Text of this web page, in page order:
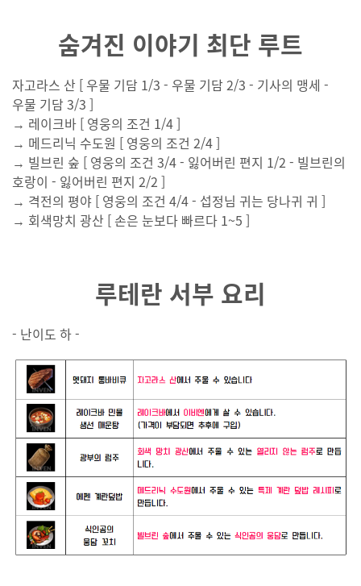
숨겨진 이야기 최단 루트
자고라스 산 [ 우물 기담 1/3 - 우물 기담 2/3 - 기사의 맹세 -
우물 기담 3/3 ]
→ 레이크바 [ 영웅의 조건 1/4 ]
→ 메드리닉 수도원 [ 영웅의 조건 2/4 ]
→ 빌브린 숲 [ 영웅의 조건 3/4 - 잃어버린 편지 1/2 - 빌브린의
호랑이 - 잃어버린 편지 2/2 ]
→ 격전의 평야 [ 영웅의 조건 4/4 - 섭정님 귀는 당나귀 귀 ]
→ 회색망치 광산 [ 손은 눈보다 빠르다 1~5 ]
루테란 서부 요리
- 난이도 하 -